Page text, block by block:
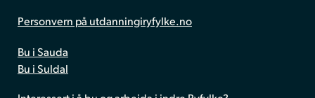
Personvern på utdanningiryfylke.no
Bu i Sauda
Bu i Suldal